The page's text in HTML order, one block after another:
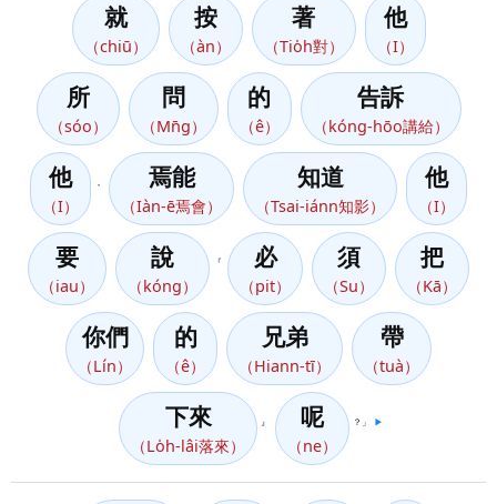
就
（chiū）
按
（àn）
著
（Tio̍h對）
他
（I）
所
（sóo）
問
（Mn̄g）
的
（ê）
告訴
（kóng-hōo講給）
他
（I）
焉能
（Iàn-ē焉會）
知道
（Tsai-iánn知影）
他
（I）
要
（iau）
說
（kóng）
『 必
（pit）
須
（Su）
把
（Kā）
你們
（Lín）
的
（ê）
兄弟
（Hiann-tī）
帶
（tuà）
下來
（Lo̍h-lâi落來）
』 呢
（ne）
？」 ▶️